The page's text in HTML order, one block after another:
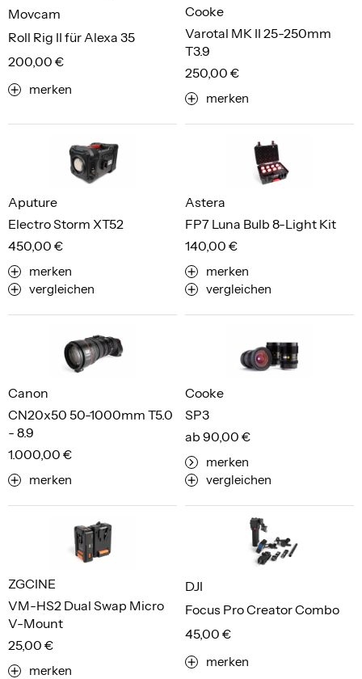
Roll Rig II für Alexa 35
Movcam
200,00 €
merken
Varotal MK II 25-250mm
T3.9
Cooke
250,00 €
merken
Electro Storm XT52
Aputure
450,00 €
merken
vergleichen
FP7 Luna Bulb 8-Light Kit
Astera
140,00 €
merken
vergleichen
CN20x50 50-1000mm T5.0
- 8.9
Canon
1.000,00 €
merken
SP3
Cooke
ab 90,00 €
merken
vergleichen
VM-HS2 Dual Swap Micro
V-Mount
ZGCINE
25,00 €
merken
Focus Pro Creator Combo
DJI
45,00 €
merken